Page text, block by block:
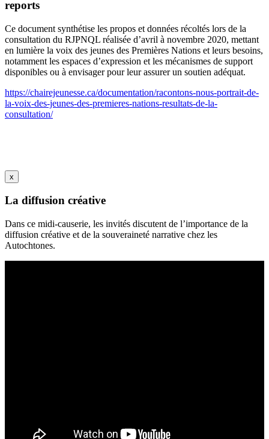
reports
Ce document synthétise les propos et données récoltés lors de la
consultation du RJPNQL réalisée d’avril à novembre 2020, mettant
en lumière la voix des jeunes des Premières Nations et leurs besoins,
notamment les espaces d’expression et les mécanismes de support
disponibles ou à envisager pour leur assurer un soutien adéquat.
https://chairejeunesse.ca/documentation/racontons-nous-portrait-de-
la-voix-des-jeunes-des-premieres-nations-resultats-de-la-
consultation/
x
La diffusion créative
Dans ce midi-causerie, les invités discutent de l’importance de la
diffusion créative et de la souveraineté narrative chez les
Autochtones.